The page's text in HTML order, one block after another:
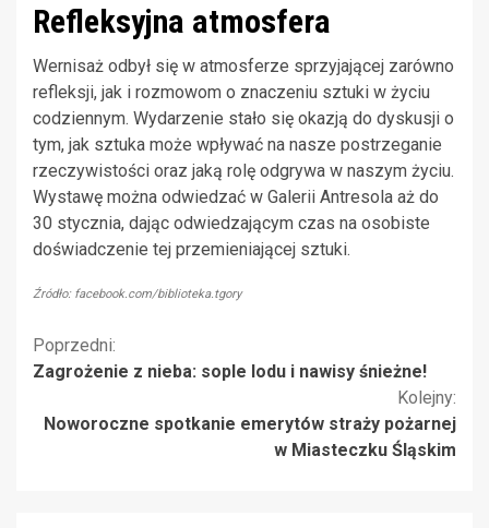
Refleksyjna atmosfera
Wernisaż odbył się w atmosferze sprzyjającej zarówno
refleksji, jak i rozmowom o znaczeniu sztuki w życiu
codziennym. Wydarzenie stało się okazją do dyskusji o
tym, jak sztuka może wpływać na nasze postrzeganie
rzeczywistości oraz jaką rolę odgrywa w naszym życiu.
Wystawę można odwiedzać w Galerii Antresola aż do
30 stycznia, dając odwiedzającym czas na osobiste
doświadczenie tej przemieniającej sztuki.
Źródło: facebook.com/biblioteka.tgory
Kontynuuj
Poprzedni:
Zagrożenie z nieba: sople lodu i nawisy śnieżne!
Kolejny:
Noworoczne spotkanie emerytów straży pożarnej
w Miasteczku Śląskim